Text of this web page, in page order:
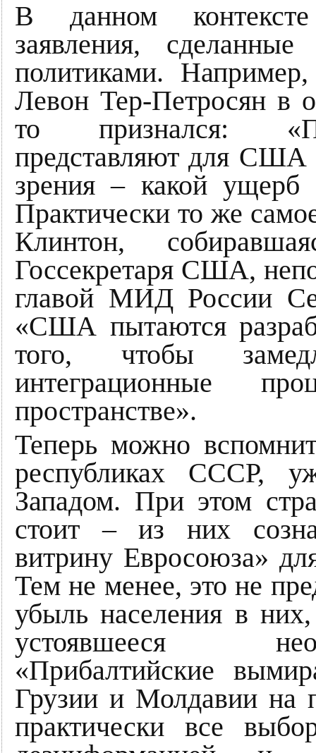
В данном
заявления,
политиками.
Левон Тер-Петросян в
то признался:
представляют для США
зрения – какой ущерб
Практически то же
Клинтон,
Госсекретаря США,
главой МИД России
«США пытаются
того, чтобы
интеграционные
пространстве».
Теперь можно
республиках СССР,
Западом. При этом
стоит – из них
витрину Евросоюза»
Тем не менее, это не
убыль населения в
устоявшееся
«Прибалтийские
Грузии и Молдавии на
практически все